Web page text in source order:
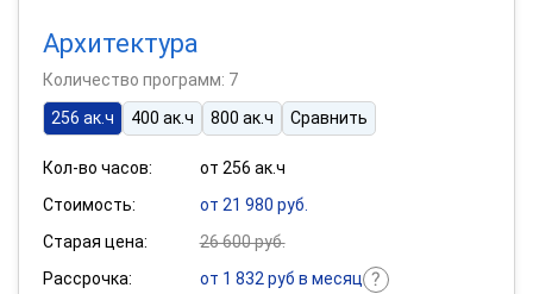
Архитектура
Количество программ: 7
256 ак.ч
400 ак.ч 800 ак.ч Сравнить
Кол-во часов:
от 256 ак.ч
Стоимость:
от 21 980 руб.
Старая цена:
26 600 руб.
Рассрочка:
от 1 832 руб в месяц